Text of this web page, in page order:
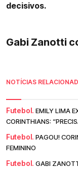
decisivos.
Gabi Zanotti
NOTÍCIAS
Futebol. EMILY LIMA
CORINTHIANS:
Futebol. PAGOU!
FEMININO
Futebol. GABI